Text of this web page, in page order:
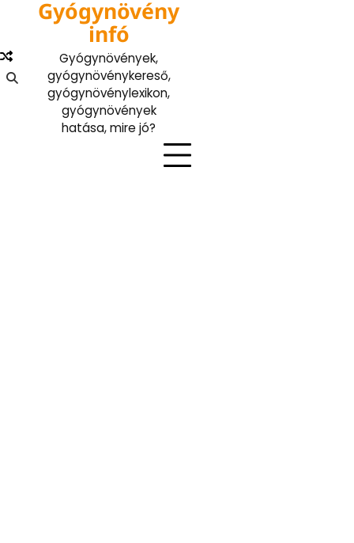
content
Gyógynövény
infó
Gyógynövények,
gyógynövénykereső,
gyógynövénylexikon,
gyógynövények
hatása, mire jó?